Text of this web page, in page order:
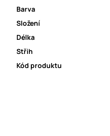
Barva
Složení
Délka
Střih
Kód produktu